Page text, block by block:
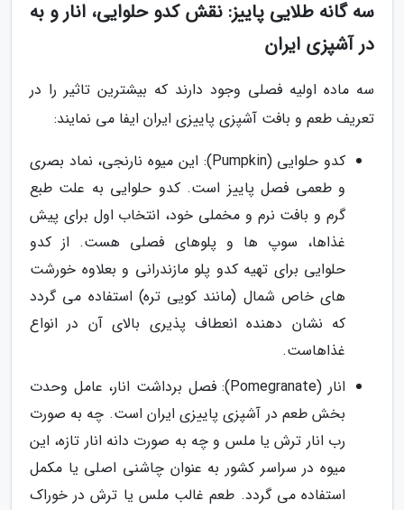
سه گانه طلایی پاییز: نقش کدو حلوایی، انار و به
در آشپزی ایران
سه ماده اولیه فصلی وجود دارند که بیشترین تاثیر را در
تعریف طعم و بافت آشپزی پاییزی ایران ایفا می نمایند:
کدو حلوایی (Pumpkin): این میوه نارنجی، نماد بصری
و طعمی فصل پاییز است. کدو حلوایی به علت طبع
گرم و بافت نرم و مخملی خود، انتخاب اول برای پیش
غذاها، سوپ ها و پلوهای فصلی هست. از کدو
حلوایی برای تهیه کدو پلو مازندرانی و بعلاوه خورشت
های خاص شمال (مانند کویی تره) استفاده می گردد
که نشان دهنده انعطاف پذیری بالای آن در انواع
غذاهاست.
انار (Pomegranate): فصل برداشت انار، عامل وحدت
بخش طعم در آشپزی پاییزی ایران است. چه به صورت
رب انار ترش یا ملس و چه به صورت دانه انار تازه، این
میوه در سراسر کشور به عنوان چاشنی اصلی یا مکمل
استفاده می گردد. طعم غالب ملس یا ترش در خوراک